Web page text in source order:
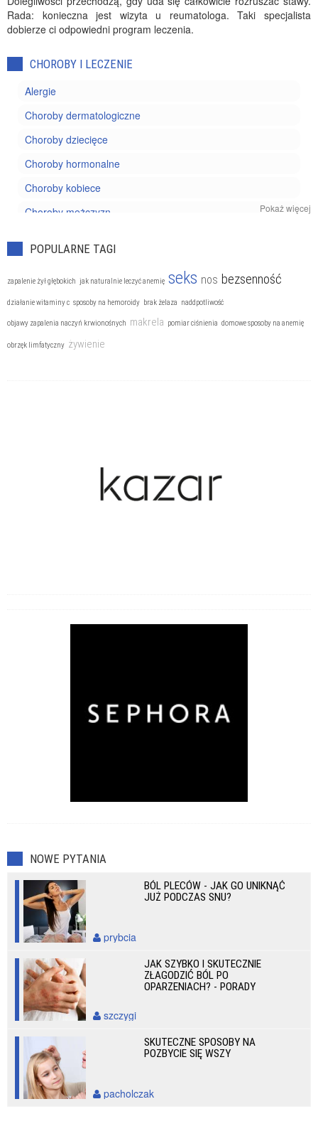
Rada: konieczna jest wizyta u reumatologa. Taki specjalista
dobierze ci odpowiedni program leczenia.
CHOROBY I LECZENIE
Alergie
Choroby dermatologiczne
Choroby dziecięce
Choroby hormonalne
Choroby kobiece
Choroby mężczyzn
Choroby reumatyczne
Choroby układu kostnego
Choroby wieku podeszłego
Choroby zakaźne
Przeziębienia
Pokaż więcej
POPULARNE TAGI
zapalenie żył głębokich jak naturalnie leczyć anemię seks nos bezsenność
działanie witaminy c sposoby na hemoroidy brak żelaza naddpotliwość
objawy zapalenia naczyń krwionośnych makrela pomiar ciśnienia domowe sposoby na anemię
obrzęk limfatyczny żywienie
NOWE PYTANIA
BÓL PLECÓW - JAK GO UNIKNĄĆ
JUŻ PODCZAS SNU?
prybcia
JAK SZYBKO I SKUTECZNIE
ZŁAGODZIĆ BÓL PO
OPARZENIACH? - PORADY
szczygi
SKUTECZNE SPOSOBY NA
POZBYCIE SIĘ WSZY
pacholczak